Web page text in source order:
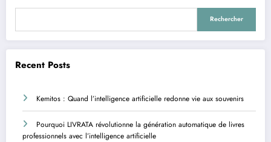
Rechercher
Recent Posts
Kemitos : Quand l’intelligence artificielle redonne vie aux souvenirs
Pourquoi LIVRATA révolutionne la génération automatique de livres
professionnels avec l’intelligence artificielle